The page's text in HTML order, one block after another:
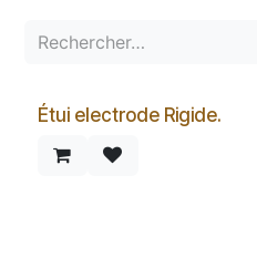
Étui electrode Rigide.